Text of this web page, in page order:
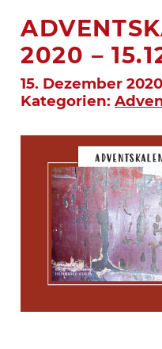
2020 –
15. Dezember
Kategorien: